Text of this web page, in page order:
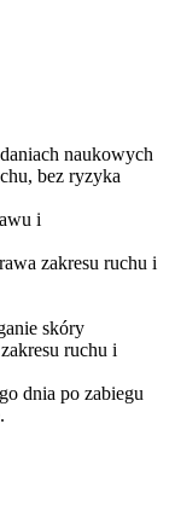
naukowych
bez ryzyka
i
zakresu ruchu i
skóry
ruchu i
dnia po zabiegu